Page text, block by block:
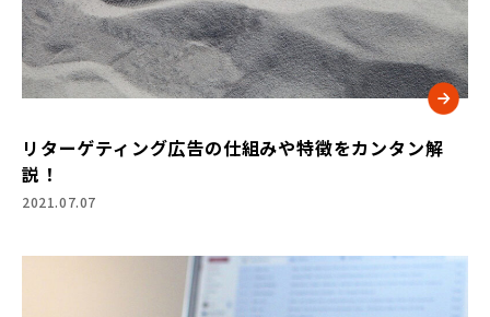
リターゲティング広告の仕組みや特徴をカンタン解
説！
2021.07.07